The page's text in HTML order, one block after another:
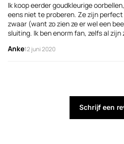
Ik koop eerder goudkleurige
eens niet te proberen. Ze zijn
zwaar (want zo zien ze er wel een
sluiting. Ik ben enorm fan, zelfs al zijn
Anke12 juni 2020
Schrijf een